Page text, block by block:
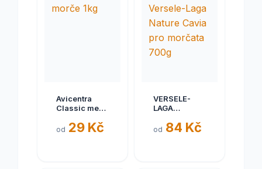
Avicentra
Classic menu
od 29 Kč
VERSELE-
LAGA
Nature Cavia
od 84 Kč